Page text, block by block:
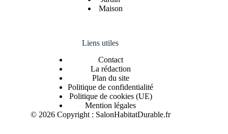
Maison
Liens utiles
Contact
La rédaction
Plan du site
Politique de confidentialité
Politique de cookies (UE)
Mention légales
© 2026 Copyright : SalonHabitatDurable.fr